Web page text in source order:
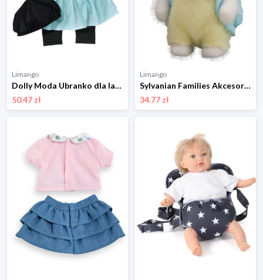
Limango
Dolly Moda Ubranko dla lalek - 3+ rozmiar: onesize
50.47 zł
Limango
Sylvanian Families Akcesoria dla lalek "Persian kittens" - 3+ rozmiar: onesize
34.77 zł